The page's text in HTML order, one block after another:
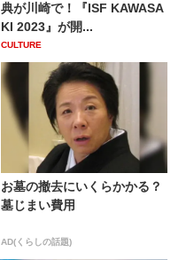
典が川崎で！『ISF KAWASA
KI 2023』が開...
CULTURE
お墓の撤去にいくらかかる？
墓じまい費用
AD(くらしの話題)